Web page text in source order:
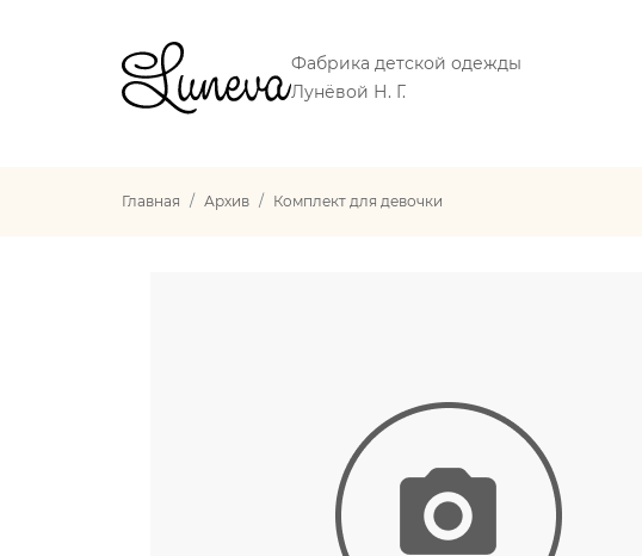
Фабрика детской одежды
Лунёвой Н. Г.
Главная Архив Комплект для девочки